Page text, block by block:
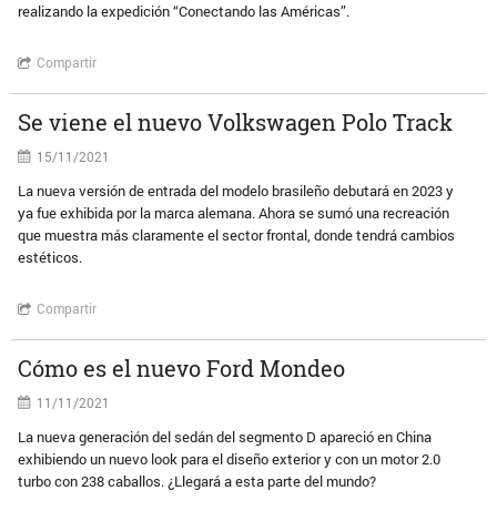
realizando la expedición “Conectando las Américas”.
Compartir
Se viene el nuevo Volkswagen Polo Track
15/11/2021
La nueva versión de entrada del modelo brasileño debutará en 2023 y
ya fue exhibida por la marca alemana. Ahora se sumó una recreación
que muestra más claramente el sector frontal, donde tendrá cambios
estéticos.
Compartir
Cómo es el nuevo Ford Mondeo
11/11/2021
La nueva generación del sedán del segmento D apareció en China
exhibiendo un nuevo look para el diseño exterior y con un motor 2.0
turbo con 238 caballos. ¿Llegará a esta parte del mundo?